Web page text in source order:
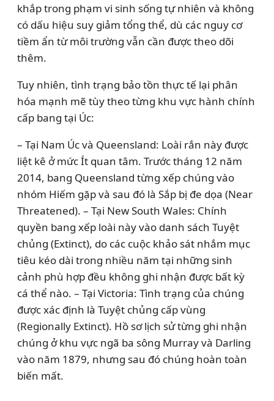
khắp trong phạm vi sinh sống tự nhiên và không
có dấu hiệu suy giảm tổng thể, dù các nguy cơ
tiềm ẩn từ môi trường vẫn cần được theo dõi
thêm.
Tuy nhiên, tình trạng bảo tồn thực tế lại phân
hóa mạnh mẽ tùy theo từng khu vực hành chính
cấp bang tại Úc:
– Tại Nam Úc và Queensland: Loài rắn này được
liệt kê ở mức Ít quan tâm. Trước tháng 12 năm
2014, bang Queensland từng xếp chúng vào
nhóm Hiếm gặp và sau đó là Sắp bị đe dọa (Near
Threatened). – Tại New South Wales: Chính
quyền bang xếp loài này vào danh sách Tuyệt
chủng (Extinct), do các cuộc khảo sát nhắm mục
tiêu kéo dài trong nhiều năm tại những sinh
cảnh phù hợp đều không ghi nhận được bất kỳ
cá thể nào. – Tại Victoria: Tình trạng của chúng
được xác định là Tuyệt chủng cấp vùng
(Regionally Extinct). Hồ sơ lịch sử từng ghi nhận
chúng ở khu vực ngã ba sông Murray và Darling
vào năm 1879, nhưng sau đó chúng hoàn toàn
biến mất.